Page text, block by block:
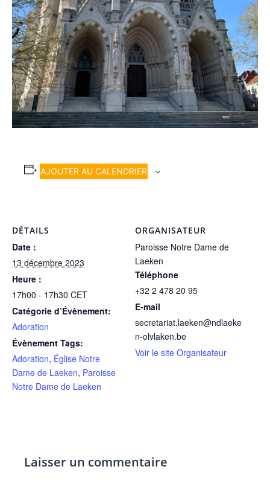
AJOUTER AU CALENDRIER
DÉTAILS
Date :
13 décembre 2023
Heure :
17h00 - 17h30 CET
Catégorie d’Évènement:
Adoration
Évènement Tags:
Adoration, Église Notre
Dame de Laeken, Paroisse
Notre Dame de Laeken
ORGANISATEUR
Paroisse Notre Dame de
Laeken
Téléphone
+32 2 478 20 95
E-mail
secretariat.laeken@ndlaeke
n-olvlaken.be
Voir le site Organisateur
Laisser un commentaire